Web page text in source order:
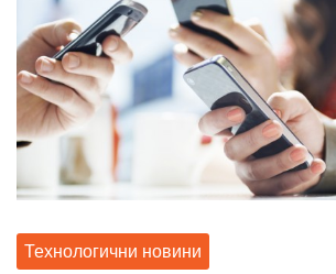
Технологични новини